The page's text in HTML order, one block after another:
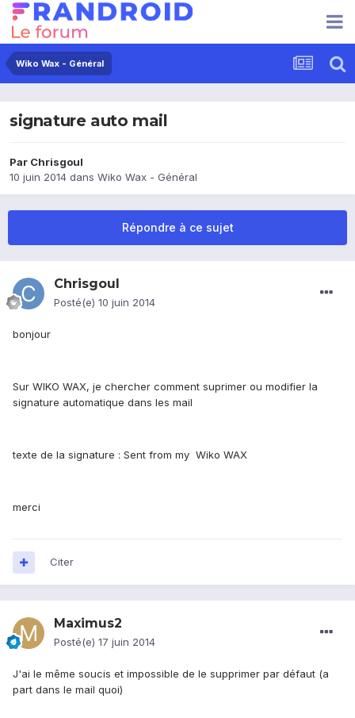
Wiko Wax - Général
signature auto mail
Par Chrisgoul
10 juin 2014 dans Wiko Wax - Général
Répondre à ce sujet
Chrisgoul
Posté(e) 10 juin 2014
bonjour
Sur WIKO WAX, je chercher comment suprimer ou modifier la
signature automatique dans les mail
texte de la signature : Sent from my Wiko WAX
merci
Citer
Maximus2
Posté(e) 17 juin 2014
J'ai le même soucis et impossible de le supprimer par défaut (a
part dans le mail quoi)